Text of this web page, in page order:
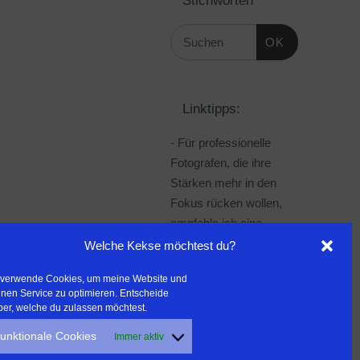
Welche Kekse möchtest du?
verwende Cookies, um meine Website und
Service zu optimieren. Entscheide
welche du zulassen möchtest.
Cookies Immer aktiv
OK
Linktipps:
- Für professionelle
Fotografen, die ihre
Stärken mehr in den
Fokus rücken wollen,
empfehle ich eine
Beratung durch Frau
Wanderfreak.de